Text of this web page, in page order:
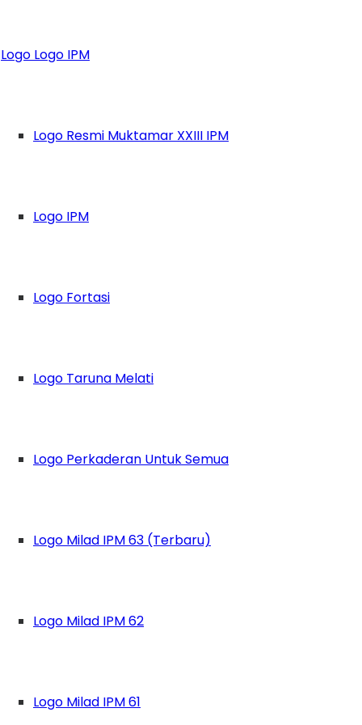
Logo Logo IPM
Logo Resmi Muktamar XXIII IPM
Logo IPM
Logo Fortasi
Logo Taruna Melati
Logo Perkaderan Untuk Semua
Logo Milad IPM 63 (Terbaru)
Logo Milad IPM 62
Logo Milad IPM 61
Besar Pelajar
terganggu dengan pemberitaan
Pemberitaan yang pernah ramai